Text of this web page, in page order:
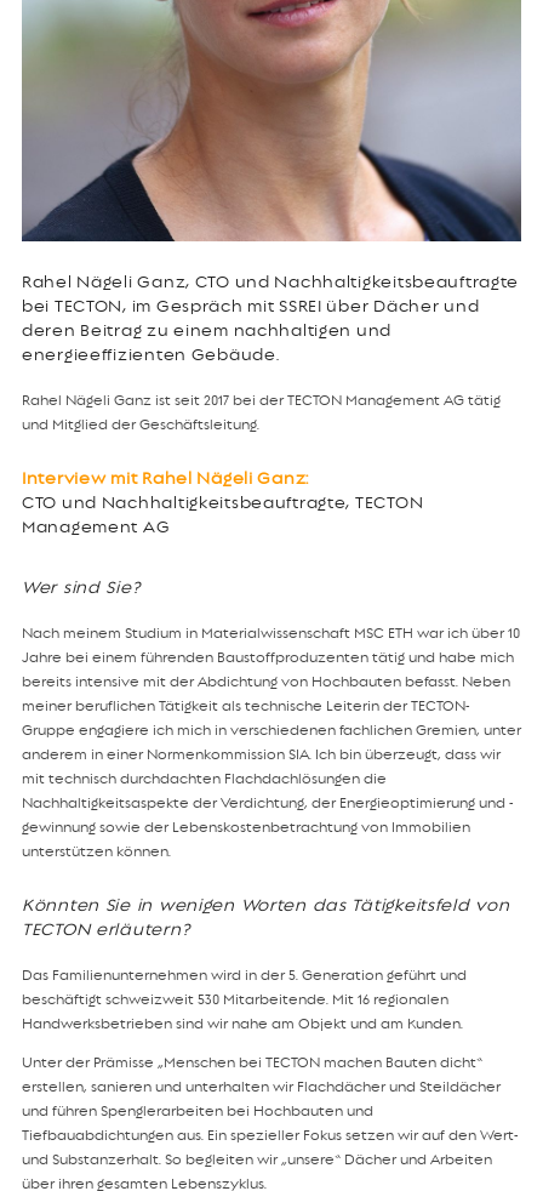
Rahel Nägeli Ganz, CTO und Nachhaltigkeitsbeauftragte
bei TECTON, im Gespräch mit SSREI über Dächer und
deren Beitrag zu einem nachhaltigen und
energieeffizienten Gebäude.
Rahel Nägeli Ganz ist seit 2017 bei der TECTON Management AG tätig
und Mitglied der Geschäftsleitung.
Interview mit Rahel Nägeli Ganz:
CTO und Nachhaltigkeitsbeauftragte, TECTON
Management AG
Wer sind Sie?
Nach meinem Studium in Materialwissenschaft MSC ETH war ich über 10
Jahre bei einem führenden Baustoffproduzenten tätig und habe mich
bereits intensive mit der Abdichtung von Hochbauten befasst. Neben
meiner beruflichen Tätigkeit als technische Leiterin der TECTON-
Gruppe engagiere ich mich in verschiedenen fachlichen Gremien, unter
anderem in einer Normenkommission SIA. Ich bin überzeugt, dass wir
mit technisch durchdachten Flachdachlösungen die
Nachhaltigkeitsaspekte der Verdichtung, der Energieoptimierung und -
gewinnung sowie der Lebenskostenbetrachtung von Immobilien
unterstützen können.
Könnten Sie in wenigen Worten das Tätigkeitsfeld von
TECTON erläutern?
Das Familienunternehmen wird in der 5. Generation geführt und
beschäftigt schweizweit 530 Mitarbeitende. Mit 16 regionalen
Handwerksbetrieben sind wir nahe am Objekt und am Kunden.
Unter der Prämisse „Menschen bei TECTON machen Bauten dicht“
erstellen, sanieren und unterhalten wir Flachdächer und Steildächer
und führen Spenglerarbeiten bei Hochbauten und
Tiefbauabdichtungen aus. Ein spezieller Fokus setzen wir auf den Wert-
und Substanzerhalt. So begleiten wir „unsere“ Dächer und Arbeiten
über ihren gesamten Lebenszyklus.